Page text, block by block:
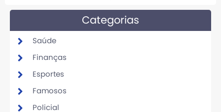
Categorias
Saúde
Finanças
Esportes
Famosos
Policial